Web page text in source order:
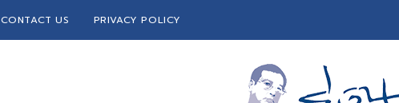
CONTACT US PRIVACY POLICY